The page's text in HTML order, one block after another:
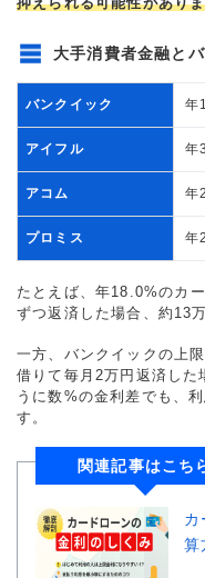
大手消費者金融と
バンクイック 年
アイフル 年
アコム 年
プロミス 年
たとえば、年18.0%のカ
ずつ返済した場合、約13
一方、バンクイックの上
借りて毎月2万円返済した
うに数%の金利差でも、
す。
関連記事はこち
カ
算